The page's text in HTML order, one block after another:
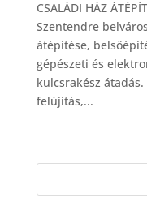
CSALÁDI HÁZ
Szentendre
átépítése,
gépészeti és
kulcsrakész
felújítás,...